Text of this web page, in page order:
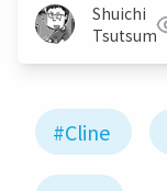
Shuichi
Tsutsumi
#Cline